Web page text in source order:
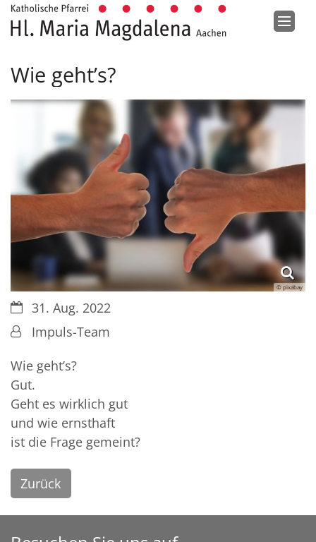
Zum Inhalt springen
Wie geht’s?
© pixabay
Datum:31. Aug. 2022
Von:Impuls-Team
Wie geht’s?
Gut.
Geht es wirklich gut
und wie ernsthaft
ist die Frage gemeint?
Zurück